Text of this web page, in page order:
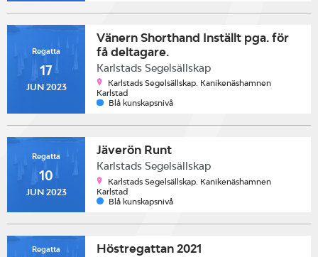
Regatta
17
JUN 2023
Vänern Shorthand Inställt pga. för
få deltagare.
Karlstads Segelsällskap
Karlstads Segelsällskap. Kanikenäshamnen
Karlstad
Blå kunskapsnivå
Regatta
10
JUN 2023
Jäverön Runt
Karlstads Segelsällskap
Karlstads Segelsällskap. Kanikenäshamnen
Karlstad
Blå kunskapsnivå
Regatta Höstregattan 2021